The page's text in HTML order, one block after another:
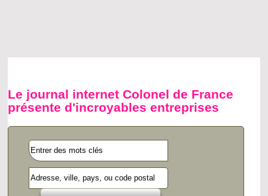
Le journal internet Colonel de France
présente d'incroyables entreprises